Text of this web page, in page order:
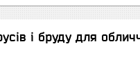
і бруду для